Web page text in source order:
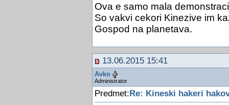
Ova e samo mala
So vakvi cekori Kinezive im
Gospod na planetava.
13.06.2015 15:41
Avko
Administrator
Predmet: Re: Kineski hakeri